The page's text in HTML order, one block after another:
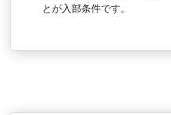
とが入部条件です。